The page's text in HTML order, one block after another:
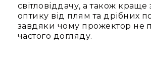
та
обробка
звуку
світловіддачу, а також краще
оптику від плям та дрібних
завдяки чому прожектор не
частого догляду.